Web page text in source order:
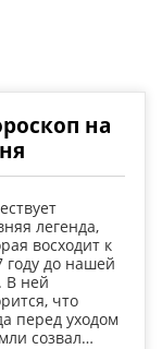
на
легенда,
восходит к
году до нашей
В ней
что
перед уходом
созвал…